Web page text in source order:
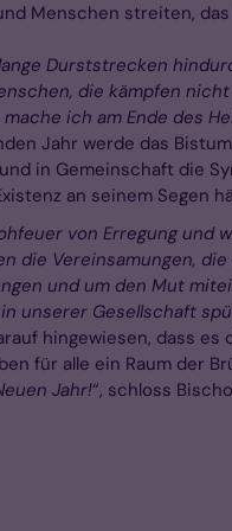
Menschen streiten,
Durststrecken
die kämpfen
mache ich am Ende des
Jahr werde das
in Gemeinschaft die
an seinem Segen
von Erregung und
die Vereinsamungen,
und um den Mut
unserer Gesellschaft
hingewiesen, dass
für alle ein Raum der
Jahr!“, schloss